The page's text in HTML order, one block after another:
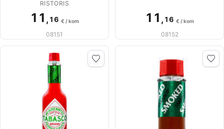
RISTORIS
11 , 16 € / kom
08151
11 , 16 € / kom
08152